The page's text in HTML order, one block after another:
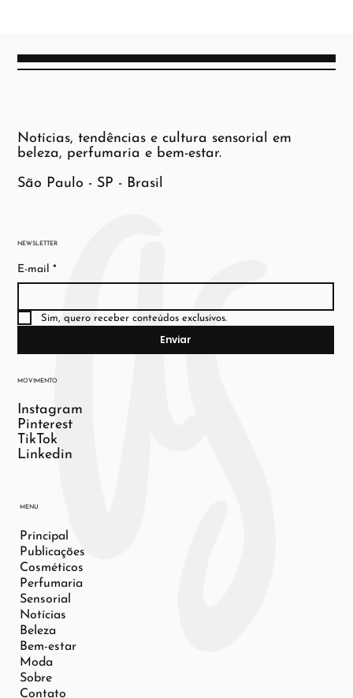
NEWSLETTER
E-mail *
Sim, quero receber conteúdos exclusivos.
Enviar
MOVIMENTO
Instagram
Pinterest
TikTok
Linkedin
MENU
Principal
Publicações
Cosméticos
Perfumaria
Sensorial
Notícias
Beleza
Bem-estar
Moda
Sobre
Contato
Notícias, tendências e cultura sensorial em
beleza, perfumaria e bem-estar.
São Paulo - SP - Brasil